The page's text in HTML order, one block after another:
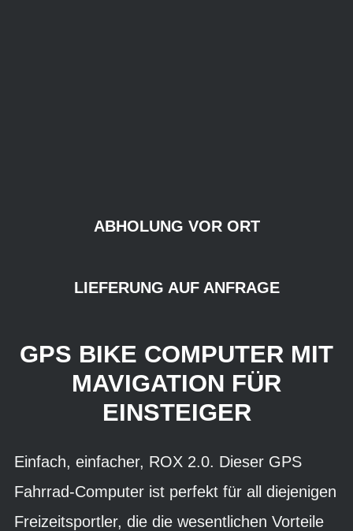
ABHOLUNG VOR ORT
LIEFERUNG AUF ANFRAGE
GPS BIKE COMPUTER MIT
MAVIGATION FÜR
EINSTEIGER
Einfach, einfacher, ROX 2.0. Dieser GPS
Fahrrad-Computer ist perfekt für all diejenigen
Freizeitsportler, die die wesentlichen Vorteile